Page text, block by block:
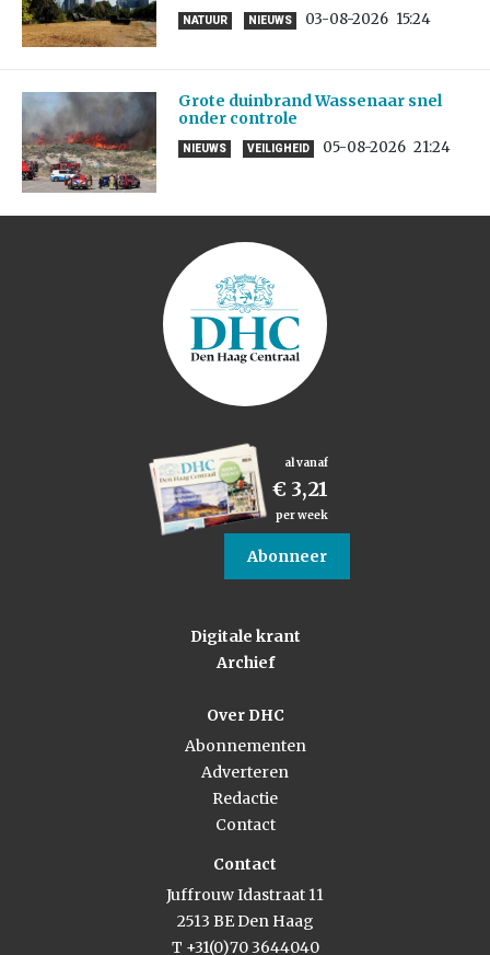
NATUUR NIEUWS 03-08-2026 15:24
Grote duinbrand Wassenaar snel
onder controle
NIEUWS VEILIGHEID 05-08-2026 21:24
al vanaf
€ 3,21
per week
Abonneer
Digitale krant
Archief
Over DHC
Abonnementen
Adverteren
Redactie
Contact
Contact
Juffrouw Idastraat 11
2513 BE Den Haag
T +31(0)70 3644040